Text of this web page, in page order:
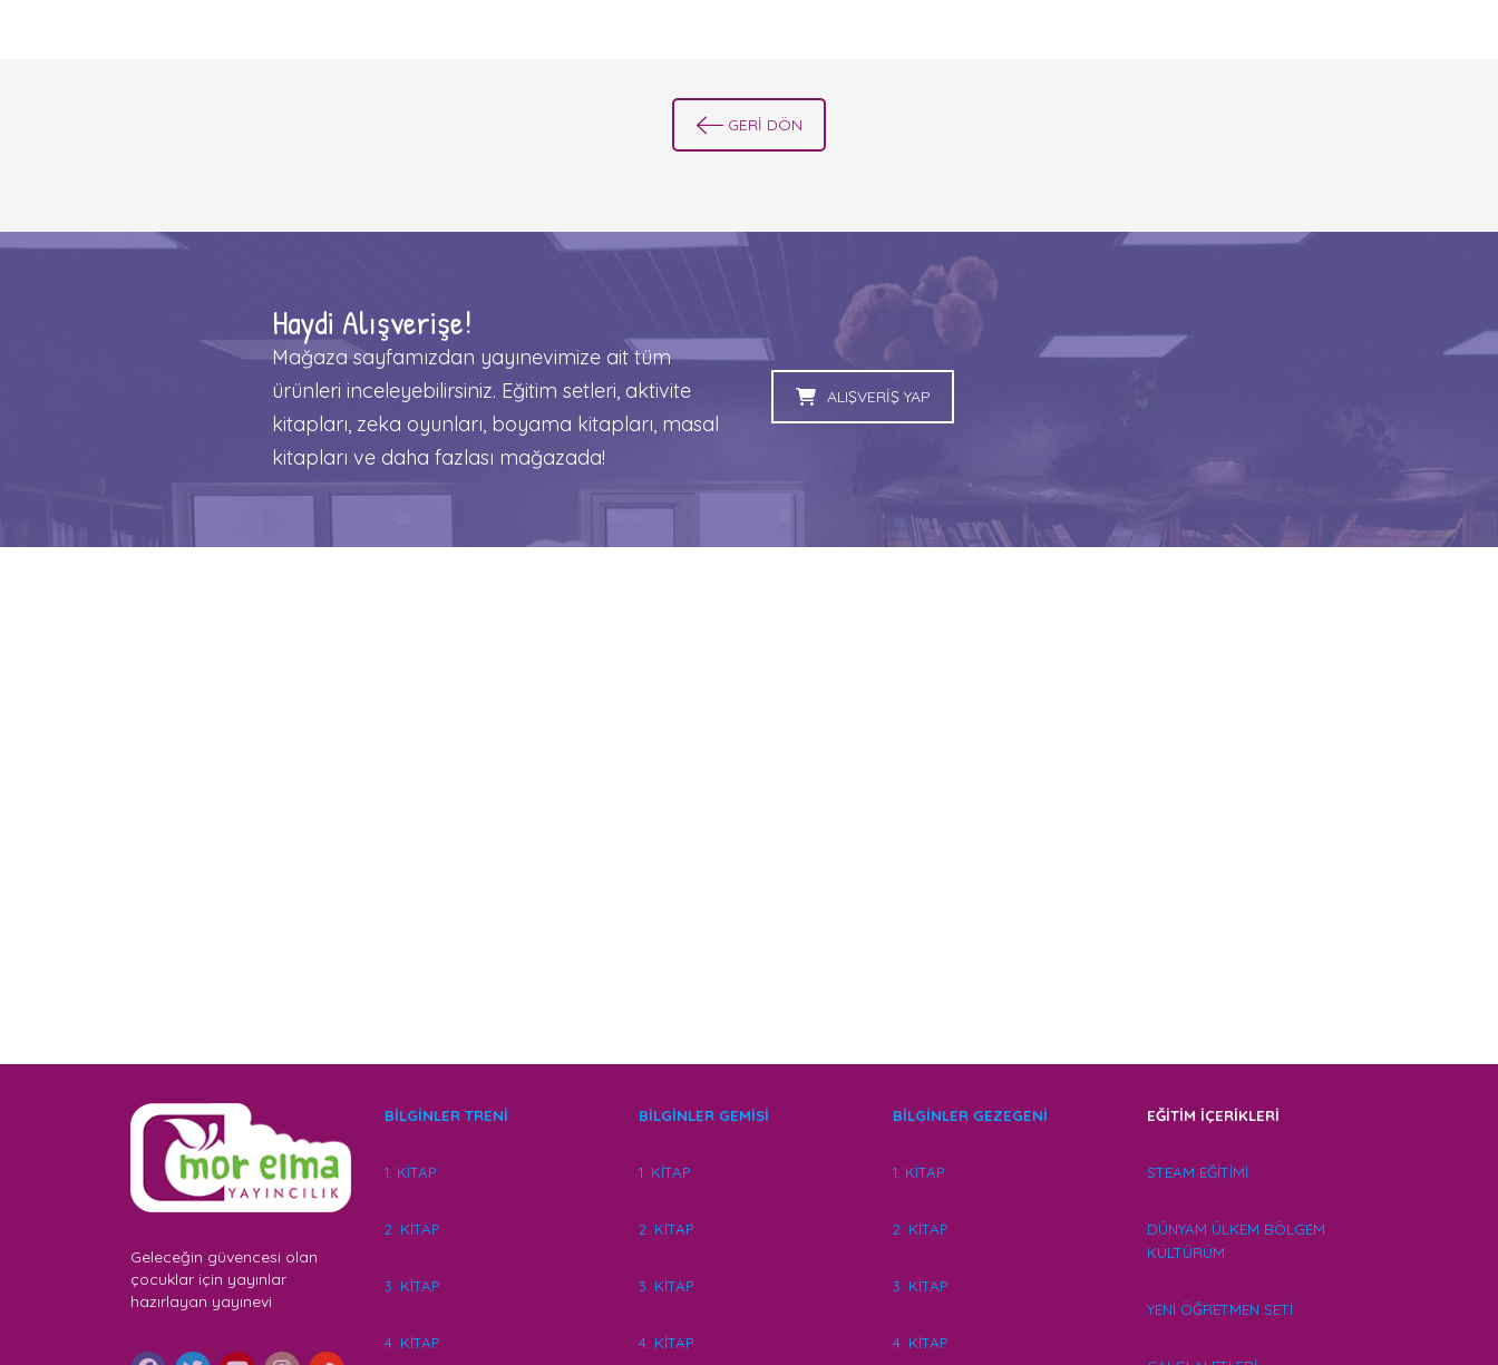
GERİ DÖN
Haydi Alışverişe!
Mağaza sayfamızdan yayınevimize ait tüm
ürünleri inceleyebilirsiniz. Eğitim setleri, aktivite
kitapları, zeka oyunları, boyama kitapları, masal
kitapları ve daha fazlası mağazada!
ALIŞVERİŞ YAP
Geleceğin güvencesi olan
çocuklar için yayınlar
hazırlayan yayınevi
BİLGİNLER TRENİ
1. KİTAP
2. KİTAP
3. KİTAP
4. KİTAP
BİLGİNLER GEMİSİ
1. KİTAP
2. KİTAP
3. KİTAP
4. KİTAP
BİLGİNLER GEZEGENİ
1. KİTAP
2. KİTAP
3. KİTAP
4. KİTAP
EĞİTİM İÇERİKLERİ
STEAM EĞİTİMİ
DÜNYAM ÜLKEM BÖLGEM
KÜLTÜRÜM
YENİ ÖĞRETMEN SETİ